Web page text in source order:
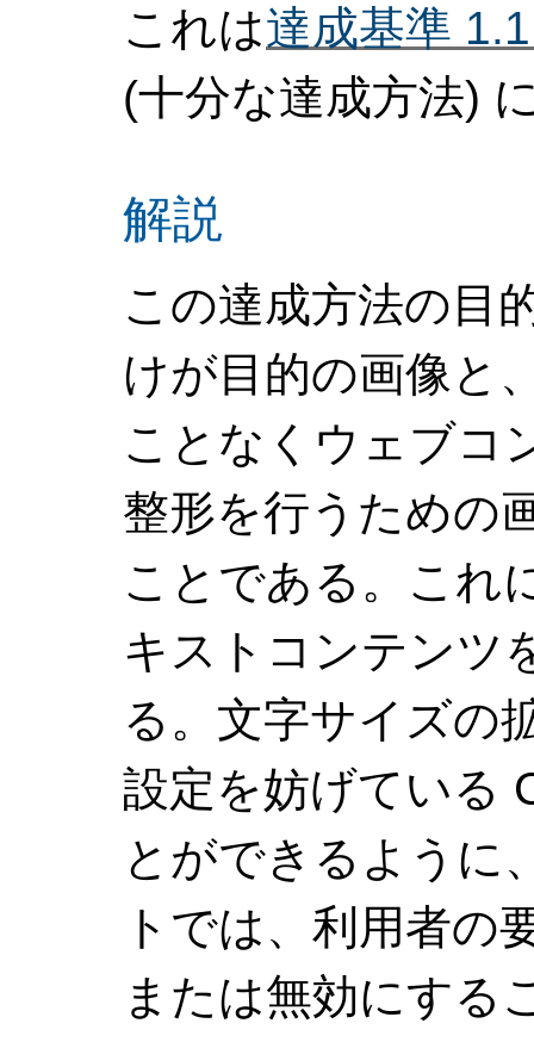
これは達成基準
(十分な達成方法)
解説
この達成方法の目
けが目的の画像と
ことなくウェブコ
整形を行うための
ことである。これ
キストコンテンツ
る。文字サイズの
設定を妨げている
とができるように
トでは、利用者の
または無効にする